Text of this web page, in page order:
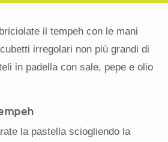
il tempeh con le mani
irregolari non più grandi di
in padella con sale, pepe e olio
la pastella sciogliendo la